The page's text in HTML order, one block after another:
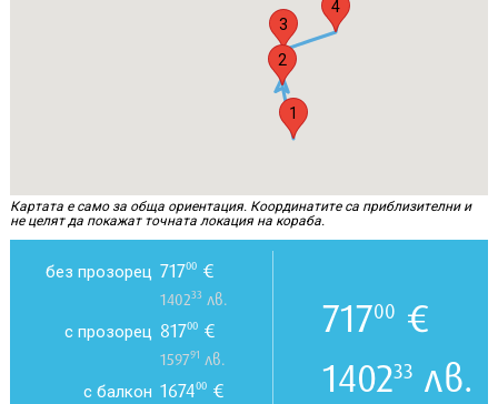
1
2
3
4
Картата е само за обща ориентация. Координатите са приблизителни и
не целят да покажат точната локация на кораба.
без прозорец 71700€
140233 лв.
с прозорец 81700€
159791 лв.
с балкон 167400€
71700 €
140233 лв.